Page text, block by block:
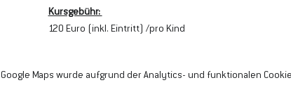
Kursgebühr:
120 Euro (inkl. Eintritt) /pro Kind
Google Maps wurde aufgrund der Analytics- und funktionalen